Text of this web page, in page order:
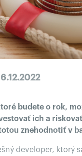
budete o rok,
ich a
znehodnotiť v
developer, ktorý